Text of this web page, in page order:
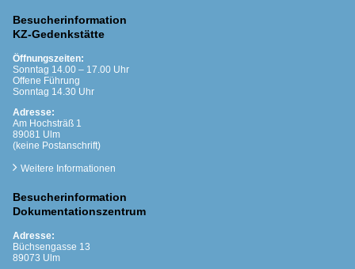
Besucherinformation
KZ-Gedenkstätte
Öffnungszeiten:
Sonntag 14.00 – 17.00 Uhr
Offene Führung
Sonntag 14.30 Uhr
Adresse:
Am Hochsträß 1
89081 Ulm
(keine Postanschrift)
Weitere Informationen
Besucherinformation
Dokumentationszentrum
Adresse:
Büchsengasse 13
89073 Ulm